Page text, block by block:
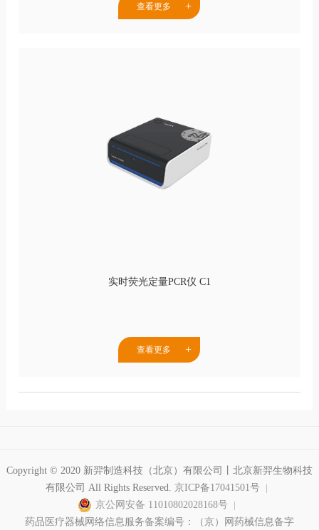
查看更多
实时荧光定量PCR仪 C1
查看更多
Copyright © 2020 新羿制造科技（北京）有限公司丨北京新羿生物科技
有限公司 All Rights Reserved. 京ICP备17041501号
京公网安备 11010802028168号
药品医疗器械网络信息服务备案编号：（京）网药械信息备字